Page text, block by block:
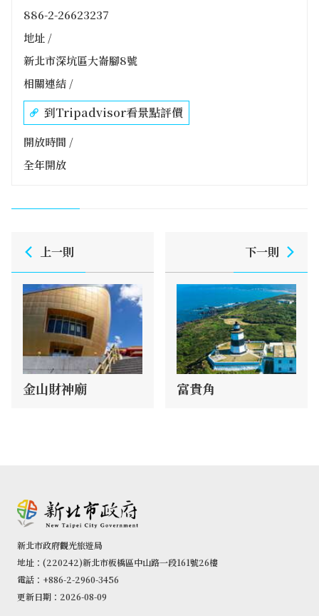
886-2-26623237
地址 /
新北市深坑區大崙腳8號
相關連結 /
到Tripadvisor看景點評價
開放時間 /
全年開放
上一則
金山財神廟
下一則
富貴角
新北市政府觀光旅遊局
地址：(220242)新北市板橋區中山路一段161號26樓
電話：+886-2-2960-3456
更新日期：2026-08-09